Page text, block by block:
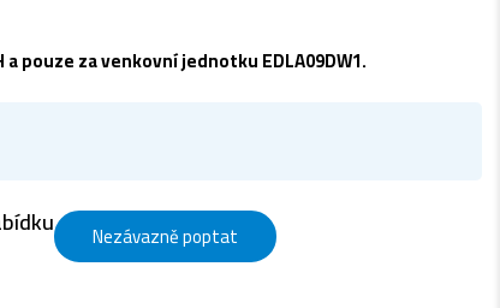
a pouze za venkovní jednotku EDLA09DW1.
Nezávazně poptat